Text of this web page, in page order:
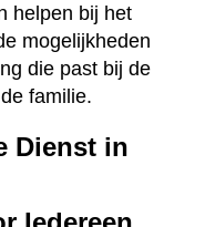
helpen bij het
mogelijkheden
die past bij de
familie.
Dienst in